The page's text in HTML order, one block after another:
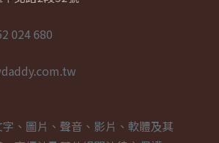
024 680
、圖片、聲音、影片、軟體及其